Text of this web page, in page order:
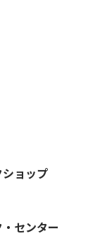
ョップ
センター